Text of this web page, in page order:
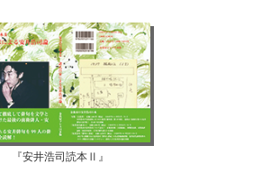
『安井浩司読本Ⅱ』